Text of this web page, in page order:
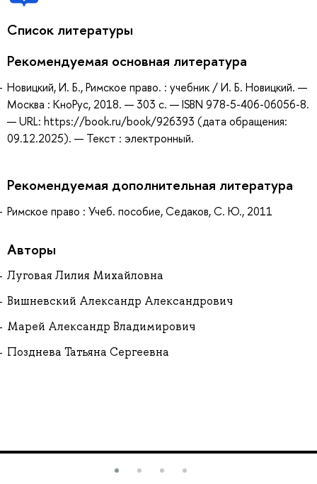
Список литературы
Рекомендуемая основная литература
Новицкий, И. Б., Римское право. : учебник / И. Б. Новицкий. —
Москва : КноРус, 2018. — 303 с. — ISBN 978-5-406-06056-8.
— URL: https://book.ru/book/926393 (дата обращения:
09.12.2025). — Текст : электронный.
Рекомендуемая дополнительная литература
Римское право : Учеб. пособие, Седаков, С. Ю., 2011
Авторы
Луговая Лилия Михайловна
Вишневский Александр Александрович
Марей Александр Владимирович
Позднева Татьяна Сергеевна